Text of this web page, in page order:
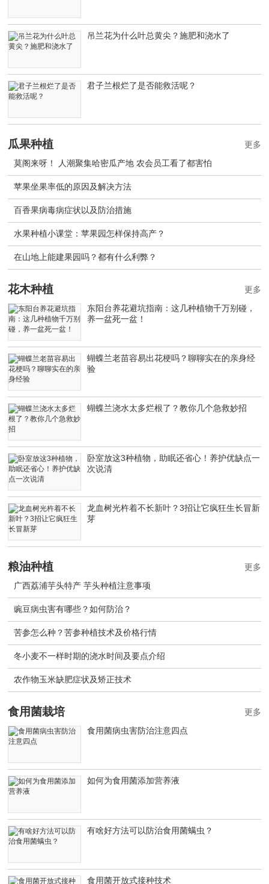
吊兰花为什么叶总黄尖？施肥和浇水了
君子兰根烂了是否能救活呢？
瓜果种植
莫阁来呀！ 人潮聚集哈密瓜产地 农会员工看了都害怕
苹果坐果率低的原因及解决方法
百香果病毒病症状以及防治措施
水果种植小课堂：苹果园怎样保持高产？
在山地上能建果园吗？都有什么利弊？
更多
花木种植
东阳台养花避坑指南：这几种植物千万别碰，
养一盆死一盆！
蝴蝶兰老苗容易出花梗吗？聊聊实在的亲身经
验
蝴蝶兰浇水太多烂根了？教你几个急救妙招
卧室放这3种植物，助眠还省心！养护优缺点一
次说清
龙血树光杵着不长新叶？3招让它疯狂生长冒新
芽
更多
粮油种植
广西荔浦芋头特产 芋头种植注意事项
豌豆病虫害有哪些？如何防治？
苦参怎么种？苦参种植技术及价格行情
冬小麦不一样时期的浇水时间及要点介绍
农作物玉米缺肥症状及矫正技术
更多
食用菌栽培
食用菌病虫害防治注意四点
如何为食用菌添加营养液
有啥好方法可以防治食用菌螨虫？
食用菌开放式接种技术
更多